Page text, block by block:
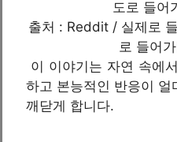
출처 : Reddit / 실제로
로 들어
이 이야기는 자연 속에
하고 본능적인 반응이 얼
깨닫게 합니다.